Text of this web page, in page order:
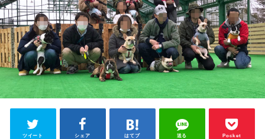
ツイート シェア はてブ 送る Pocket